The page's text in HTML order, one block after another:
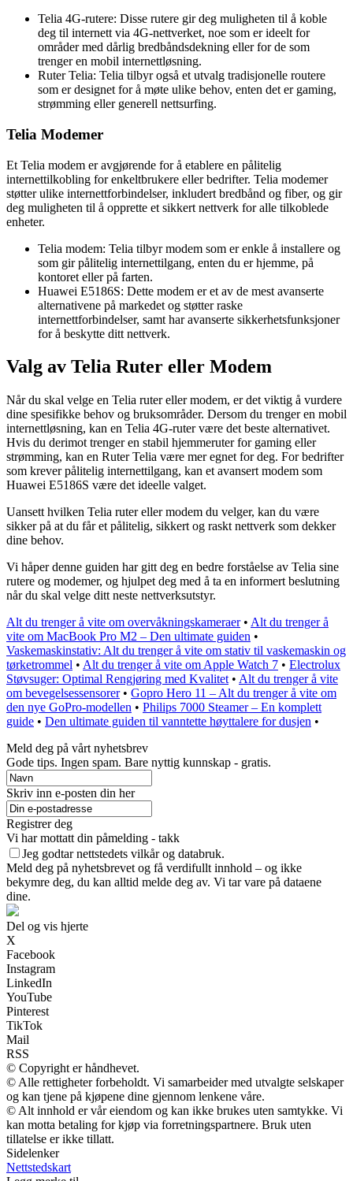
Telia 4G-rutere: Disse rutere gir deg muligheten til å koble
deg til internett via 4G-nettverket, noe som er ideelt for
områder med dårlig bredbåndsdekning eller for de som
trenger en mobil internettløsning.
Ruter Telia: Telia tilbyr også et utvalg tradisjonelle routere
som er designet for å møte ulike behov, enten det er gaming,
strømming eller generell nettsurfing.
Telia Modemer
Et Telia modem er avgjørende for å etablere en pålitelig
internettilkobling for enkeltbrukere eller bedrifter. Telia modemer
støtter ulike internettforbindelser, inkludert bredbånd og fiber, og gir
deg muligheten til å opprette et sikkert nettverk for alle tilkoblede
enheter.
Telia modem: Telia tilbyr modem som er enkle å installere og
som gir pålitelig internettilgang, enten du er hjemme, på
kontoret eller på farten.
Huawei E5186S: Dette modem er et av de mest avanserte
alternativene på markedet og støtter raske
internettforbindelser, samt har avanserte sikkerhetsfunksjoner
for å beskytte ditt nettverk.
Valg av Telia Ruter eller Modem
Når du skal velge en Telia ruter eller modem, er det viktig å vurdere
dine spesifikke behov og bruksområder. Dersom du trenger en mobil
internettløsning, kan en Telia 4G-ruter være det beste alternativet.
Hvis du derimot trenger en stabil hjemmeruter for gaming eller
strømming, kan en Ruter Telia være mer egnet for deg. For bedrifter
som krever pålitelig internettilgang, kan et avansert modem som
Huawei E5186S være det ideelle valget.
Uansett hvilken Telia ruter eller modem du velger, kan du være
sikker på at du får et pålitelig, sikkert og raskt nettverk som dekker
dine behov.
Vi håper denne guiden har gitt deg en bedre forståelse av Telia sine
rutere og modemer, og hjulpet deg med å ta en informert beslutning
når du skal velge ditt neste nettverksutstyr.
Alt du trenger å vite om overvåkningskameraer• Alt du trenger å
vite om MacBook Pro M2 – Den ultimate guiden •
Vaskemaskinstativ: Alt du trenger å vite om stativ til vaskemaskin og
tørketrommel • Alt du trenger å vite om Apple Watch 7 • Electrolux
Støvsuger: Optimal Rengjøring med Kvalitet • Alt du trenger å vite
om bevegelsessensorer• Gopro Hero 11 – Alt du trenger å vite om
den nye GoPro-modellen • Philips 7000 Steamer – En komplett
guide • Den ultimate guiden til vanntette høyttalere for dusjen •
Meld deg på vårt nyhetsbrev
Gode ​​tips. Ingen spam. Bare nyttig kunnskap - gratis.
Skriv inn e-posten din her
Registrer deg
Vi har mottatt din påmelding - takk
Jeg godtar nettstedets vilkår og databruk.
Meld deg på nyhetsbrevet og få verdifullt innhold – og ikke
bekymre deg, du kan alltid melde deg av. Vi tar vare på dataene
dine.
Del og vis hjerte
X
Facebook
Instagram
LinkedIn
YouTube
Pinterest
TikTok
Mail
RSS
© Copyright er håndhevet.
© Alle rettigheter forbeholdt. Vi samarbeider med utvalgte selskaper
og kan tjene på kjøpene dine gjennom lenkene våre.
© Alt innhold er vår eiendom og kan ikke brukes uten samtykke. Vi
kan motta betaling for kjøp via forretningspartnere. Bruk uten
tillatelse er ikke tillatt.
Sidelenker
Nettstedskart